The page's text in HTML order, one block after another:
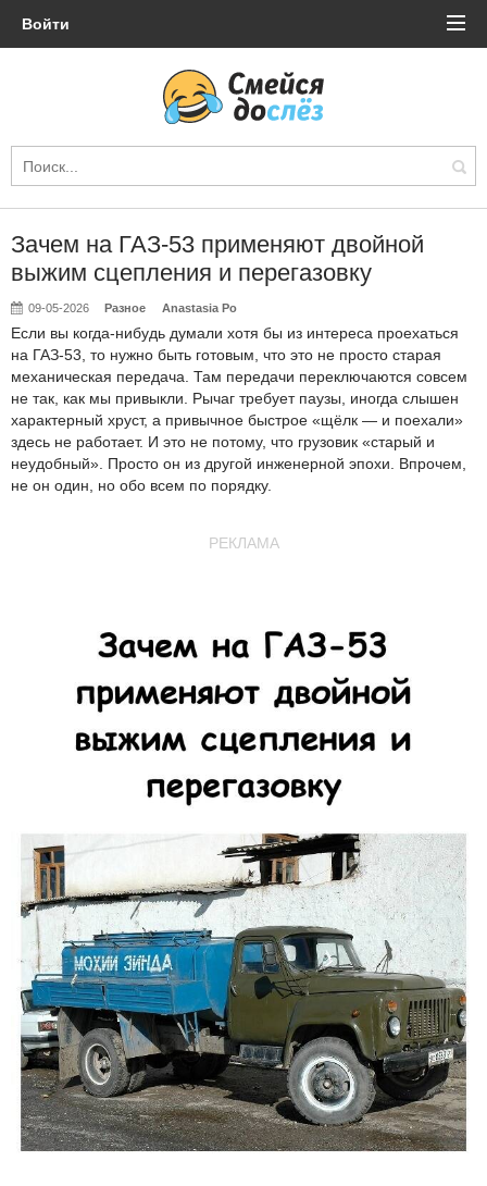
Войти
Зачем на ГАЗ-53 применяют двойной
выжим сцепления и перегазовку
09-05-2026 Разное Anastasia Po
Если вы когда-нибудь думали хотя бы из интереса проехаться
на ГАЗ-53, то нужно быть готовым, что это не просто старая
механическая передача. Там передачи переключаются совсем
не так, как мы привыкли. Рычаг требует паузы, иногда слышен
характерный хруст, а привычное быстрое «щёлк — и поехали»
здесь не работает. И это не потому, что грузовик «старый и
неудобный». Просто он из другой инженерной эпохи. Впрочем,
не он один, но обо всем по порядку.
РЕКЛАМА